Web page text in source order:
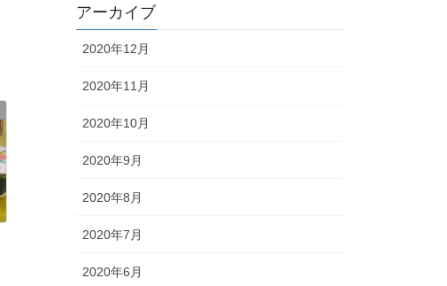
アーカイブ
2020年12月
2020年11月
2020年10月
2020年9月
2020年8月
2020年7月
2020年6月